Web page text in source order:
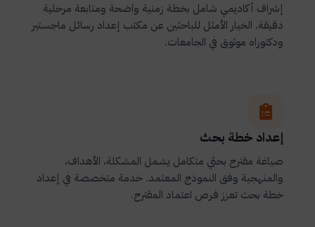
إشراف أكاديمي شامل بخطة زمنية واضحة ومتابعة مرحلية
دقيقة. الخيار الأمثل للباحثين عن مكتب إعداد رسائل ماجستير
ودكتوراه موثوق في الجامعات.
إعداد خطة بحث
صياغة مقترح بحثي متكامل يشمل المشكلة، الأهداف،
والمنهجية وفق النموذج المعتمد. خدمة متخصصة في إعداد
خطة بحث تعزز فرص اعتماد المقترح.